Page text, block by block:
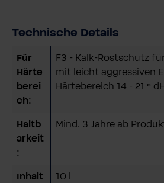
Technische Details
Für
Härte
berei
ch:
F3 - Kalk-Rostschutz
mit leicht aggressiven
Härtebereich 14 - 21 °
Haltb
arkeit
:
Mind. 3 Jahre ab
Inhalt
10 l